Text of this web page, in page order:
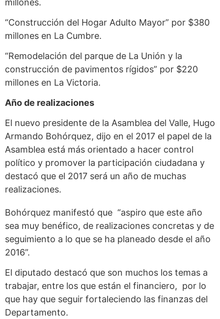
“Construcción del Hogar Adulto Mayor” por $380
millones en La Cumbre.
“Remodelación del parque de La Unión y la
construcción de pavimentos rígidos” por $220
millones en La Victoria.
Año de realizaciones
El nuevo presidente de la Asamblea del Valle, Hugo
Armando Bohórquez, dijo en el 2017 el papel de la
Asamblea está más orientado a hacer control
político y promover la participación ciudadana y
destacó que el 2017 será un año de muchas
realizaciones.
Bohórquez manifestó que “aspiro que este año
sea muy benéfico, de realizaciones concretas y de
seguimiento a lo que se ha planeado desde el año
2016”.
El diputado destacó que son muchos los temas a
trabajar, entre los que están el financiero, por lo
que hay que seguir fortaleciendo las finanzas del
Departamento.